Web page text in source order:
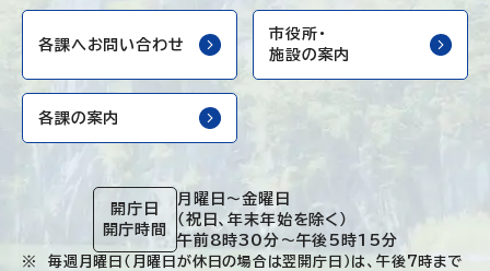
各課へお問い合わせ
市役所・
施設の案内
各課の案内
開庁日
開庁時間
月曜日～金曜日
（祝日、年末年始を除く）
午前8時30分～午後5時15分
毎週月曜日（月曜日が休日の場合は翌開庁日）は、午後7時まで